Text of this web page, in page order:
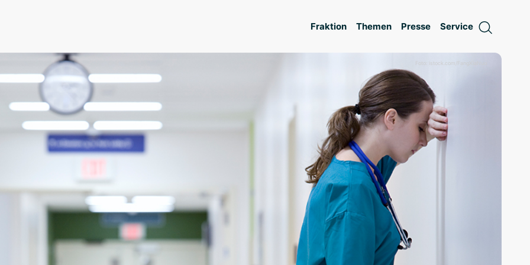
Fraktion Themen Presse Service
Foto: istock.com/FangXiaNuo